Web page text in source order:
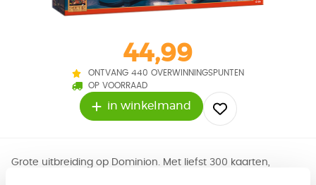
44,99
ONTVANG 440 OVERWINNINGSPUNTEN
OP VOORRAAD
in winkelmand
Grote uitbreiding op Dominion. Met liefst 300 kaarten,